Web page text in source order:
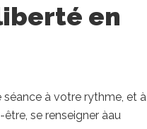
en
à votre rythme, et à
se renseigner àau